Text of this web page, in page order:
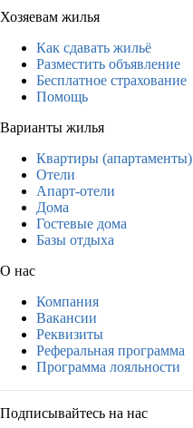
Хозяевам жилья
Как сдавать жильё
Разместить объявление
Бесплатное страхование
Помощь
Варианты жилья
Квартиры (апартаменты)
Отели
Апарт-отели
Дома
Гостевые дома
Базы отдыха
О нас
Компания
Вакансии
Реквизиты
Реферальная программа
Программа лояльности
Подписывайтесь на нас